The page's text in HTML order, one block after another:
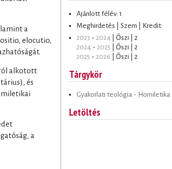
a
elocutio,
alkotott
és
a
Ajánlott félév: 1
Meghirdetés | Szem | Kredit:
2023 - 2024 | Őszi | 2
2024 - 2025 | Őszi | 2
2025 - 2026 | Őszi | 2
Tárgykör
Gyakorlati teológia - Homiletika
Letöltés